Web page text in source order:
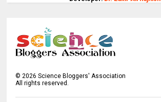
©2026 Science Bloggers' Association
All rights reserved.